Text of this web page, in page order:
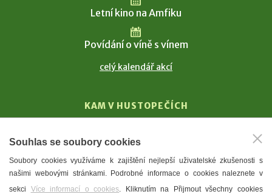
Letní kino na Amfiku
Povídání o víně s vínem
celý kalendář akcí
KAM V HUSTOPEČÍCH
T. G. Masaryk
Mandloně
Ubytování
Souhlas se soubory cookies
Soubory cookies využíváme k zajištění nejlepší uživatelské zkušenosti s
našimi webovými stránkami. Podrobné informace o cookies naleznete v
sekci Více informací o cookies. Kliknutím na Přijmout všechny cookies